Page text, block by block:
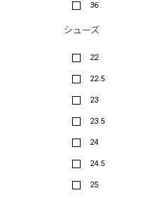
36
シューズ
22
22.5
23
23.5
24
24.5
25